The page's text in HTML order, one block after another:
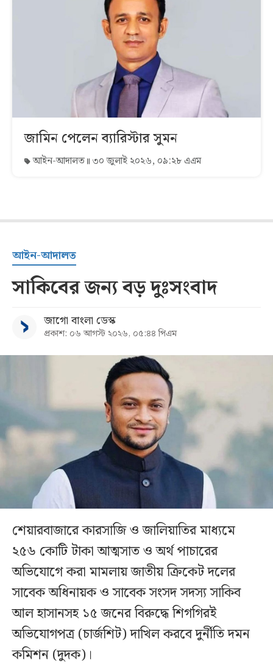
জামিন পেলেন ব্যারিস্টার সুমন
আইন-আদালত ৩০ জুলাই ২০২৬, ০৯:২৮ এএম
আইন-আদালত
সাকিবের জন্য বড় দুঃসংবাদ
জাগো বাংলা ডেস্ক
প্রকাশ: ০৬ আগস্ট ২০২৬, ০৫:৪৪ পিএম
শেয়ারবাজারে কারসাজি ও জালিয়াতির মাধ্যমে
২৫৬ কোটি টাকা আত্মসাত ও অর্থ পাচারের
অভিযোগে করা মামলায় জাতীয় ক্রিকেট দলের
সাবেক অধিনায়ক ও সাবেক সংসদ সদস্য সাকিব
আল হাসানসহ ১৫ জনের বিরুদ্ধে শিগগিরই
অভিযোগপত্র (চার্জশিট) দাখিল করবে দুর্নীতি দমন
কমিশন (দুদক)।